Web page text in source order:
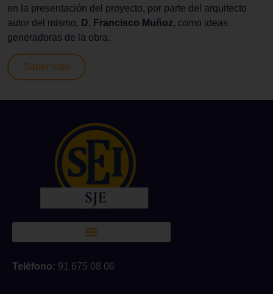
en la presentación del proyecto, por parte del arquitecto
autor del mismo, D. Francisco Muñoz, como ideas
generadoras de la obra.
Saber más
Teléfono: 91 675 08 06